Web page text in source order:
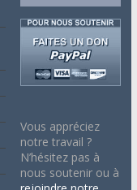
Vous appréciez
notre travail ?
N’hésitez pas à
nous soutenir ou à